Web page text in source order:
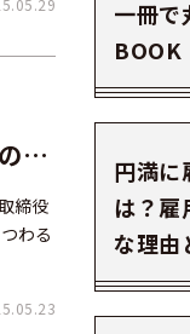
締役
わる
一冊で
BOOK
円満に
は？雇
な理由